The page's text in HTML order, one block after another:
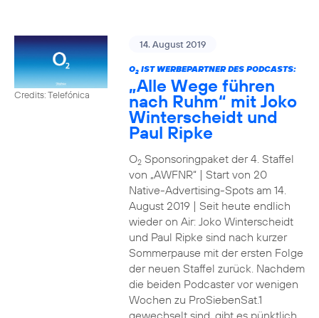
Credits: Telefónica
14. August 2019
O2IST WERBEPARTNER DES PODCASTS:
„Alle Wege führen
nach Ruhm“ mit Joko
Winterscheidt und
Paul Ripke
O2Sponsoringpaket der 4. Staffel
von „AWFNR“ | Start von 20
Native-Advertising-Spots am 14.
August 2019 | Seit heute endlich
wieder on Air: Joko Winterscheidt
und Paul Ripke sind nach kurzer
Sommerpause mit der ersten Folge
der neuen Staffel zurück. Nachdem
die beiden Podcaster vor wenigen
Wochen zu ProSiebenSat.1
gewechselt sind, gibt es pünktlich